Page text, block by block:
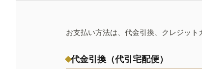
お支払い方法は、代金引換、クレジット
代金引換（代引宅配便）